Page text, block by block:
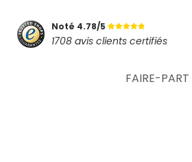
Noté 4.78/5
1708 avis clients certifiés
FAIRE-PART